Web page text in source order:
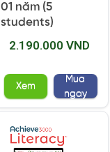
01 năm (5
students)
2.190.000 VND
Xem
Mua
ngay